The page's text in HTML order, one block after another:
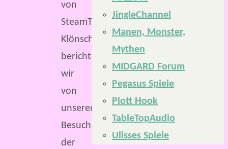
von
SteamTinkerers
Klönschnack
berichten
wir
von
unserem
Besuch
der
JingleChannel
Manen, Monster,
Mythen
MIDGARD Forum
Pegasus Spiele
Plott Hook
TableTopAudio
Ulisses Spiele